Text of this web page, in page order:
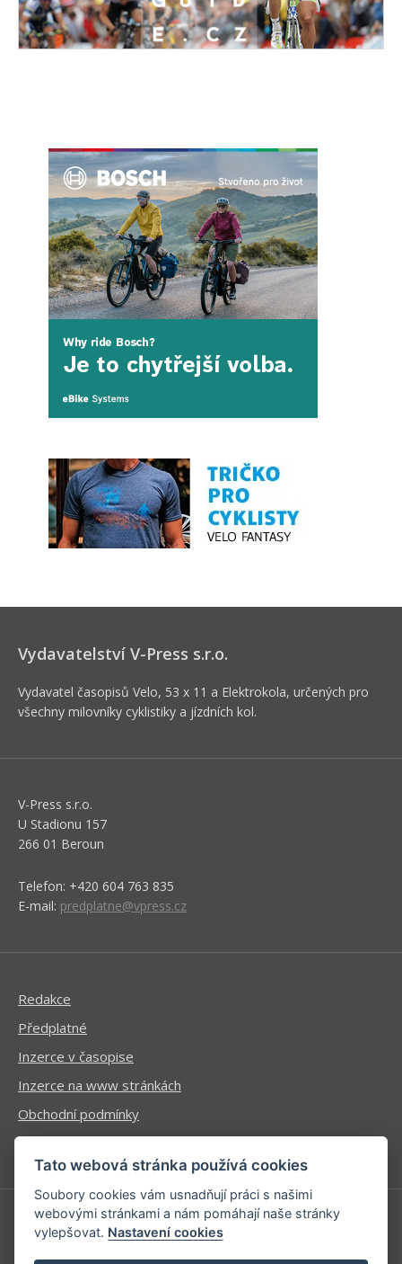
Vydavatelství V-Press s.r.o.
Vydavatel časopisů Velo, 53 x 11 a Elektrokola, určených pro
všechny milovníky cyklistiky a jízdních kol.
V-Press s.r.o.
U Stadionu 157
266 01 Beroun
Telefon: +420 604 763 835
E-mail: predplatne@vpress.cz
Redakce
Předplatné
Inzerce v časopise
Inzerce na www stránkách
Obchodní podmínky
Ochrana osobních údajů
Příhlášení | Registrace
Tato webová stránka používá cookies
Soubory cookies vám usnadňují práci s našimi
webovými stránkami a nám pomáhají naše stránky
vylepšovat. Nastavení cookies